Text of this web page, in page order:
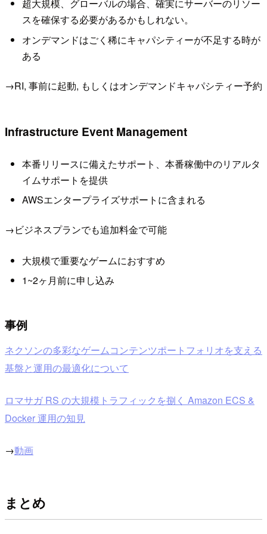
超大規模、グローバルの場合、確実にサーバーのリソー
スを確保する必要があるかもしれない。
オンデマンドはごく稀にキャパシティーが不足する時が
ある
→RI, 事前に起動, もしくはオンデマンドキャパシティー予約
Infrastructure Event Management
本番リリースに備えたサポート、本番稼働中のリアルタ
イムサポートを提供
AWSエンタープライズサポートに含まれる
→ビジネスプランでも追加料金で可能
大規模で重要なゲームにおすすめ
1~2ヶ月前に申し込み
事例
ネクソンの多彩なゲームコンテンツポートフォリオを支える
基盤と運用の最適化について
ロマサガ RS の大規模トラフィックを捌く Amazon ECS &
Docker 運用の知見
→動画
まとめ